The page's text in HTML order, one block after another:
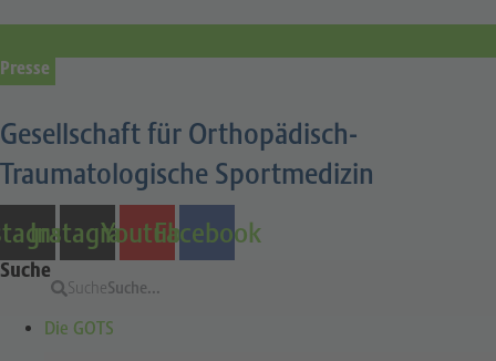
Presse
Gesellschaft für Orthopädisch-
Traumatologische Sportmedizin
InstagramYoutubeFacebook
Suche
Suche
Die GOTS